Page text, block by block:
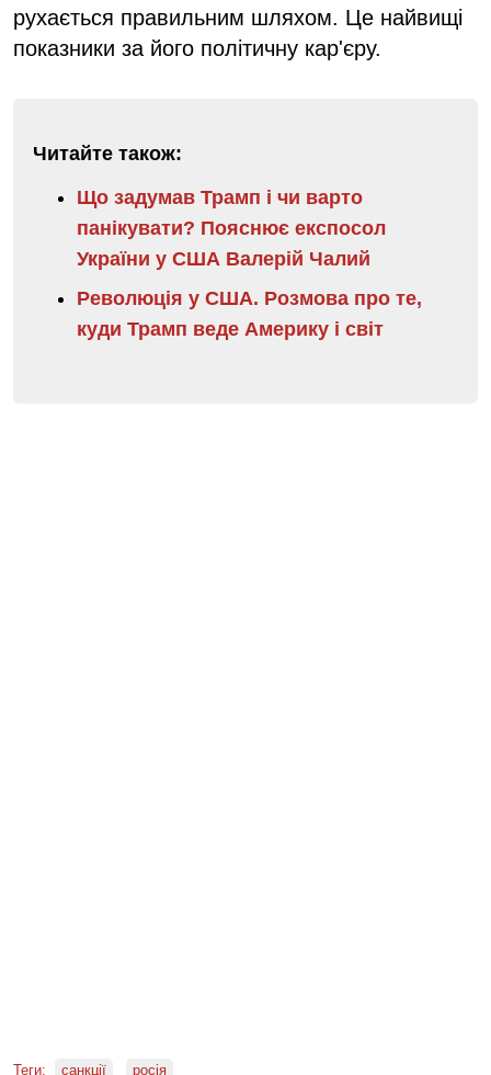
рухається правильним шляхом. Це найвищі
показники за його політичну кар'єру.
Читайте також:
Що задумав Трамп і чи варто
панікувати? Пояснює експосол
України у США Валерій Чалий
Революція у США. Розмова про те,
куди Трамп веде Америку і світ
Теги: санкції росія